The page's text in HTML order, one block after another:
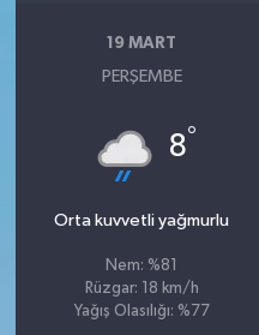
19 MART
PERŞEMBE
8°
Orta kuvvetli yağmurlu
Nem: %81
Rüzgar: 18 km/h
Yağış Olasılığı: %77